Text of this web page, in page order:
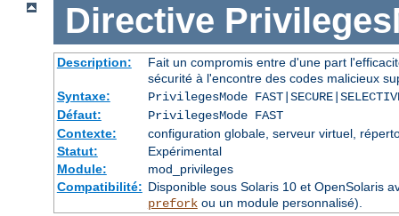
Directive
Description:
Fait un compromis entre d'une part
sécurité à l'encontre des codes malicieux
Syntaxe:
PrivilegesMode
Défaut:
PrivilegesMode FAST
Contexte:
configuration globale, serveur virtuel,
Statut:
Expérimental
Module:
mod_privileges
Compatibilité: Disponible sous Solaris 10 et OpenSolaris
preforkou un module personnalisé).